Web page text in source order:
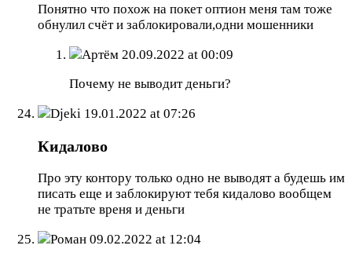
Понятно что похож на покет оптион меня там тоже
обнулил счёт и заблокировали,одни мошенники
Артём 20.09.2022 at 00:09
Почему не выводит деньги?
Djeki 19.01.2022 at 07:26
Кидалово
Про эту контору только одно не выводят а будешь им
писать еще и заблокируют тебя кидалово вообщем
не тратьте вреня и деньги
Роман 09.02.2022 at 12:04